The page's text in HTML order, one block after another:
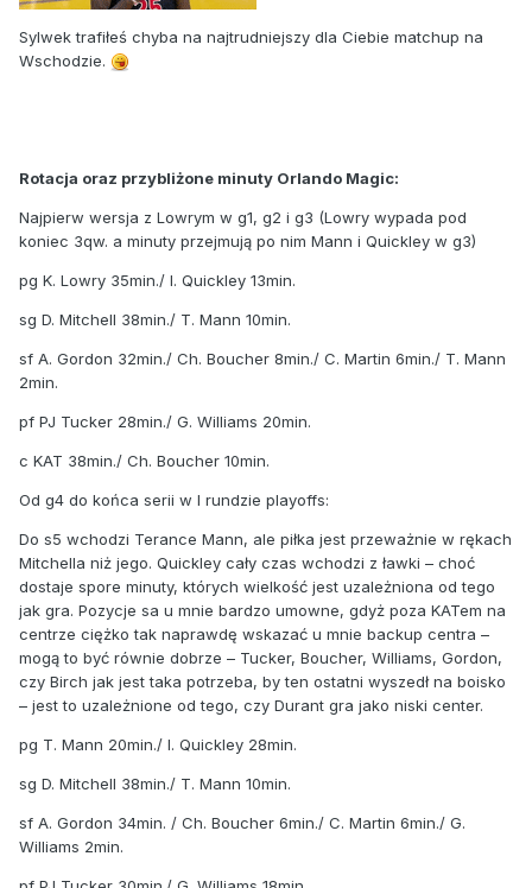
Sylwek trafiłeś chyba na najtrudniejszy dla Ciebie matchup na
Wschodzie.
Rotacja oraz przybliżone minuty Orlando Magic:
Najpierw wersja z Lowrym w g1, g2 i g3 (Lowry wypada pod
koniec 3qw. a minuty przejmują po nim Mann i Quickley w g3)
pg K. Lowry 35min./ I. Quickley 13min.
sg D. Mitchell 38min./ T. Mann 10min.
sf A. Gordon 32min./ Ch. Boucher 8min./ C. Martin 6min./ T. Mann
2min.
pf PJ Tucker 28min./ G. Williams 20min.
c KAT 38min./ Ch. Boucher 10min.
Od g4 do końca serii w I rundzie playoffs:
Do s5 wchodzi Terance Mann, ale piłka jest przeważnie w rękach
Mitchella niż jego. Quickley cały czas wchodzi z ławki – choć
dostaje spore minuty, których wielkość jest uzależniona od tego
jak gra. Pozycje sa u mnie bardzo umowne, gdyż poza KATem na
centrze ciężko tak naprawdę wskazać u mnie backup centra –
mogą to być równie dobrze – Tucker, Boucher, Williams, Gordon,
czy Birch jak jest taka potrzeba, by ten ostatni wyszedł na boisko
– jest to uzależnione od tego, czy Durant gra jako niski center.
pg T. Mann 20min./ I. Quickley 28min.
sg D. Mitchell 38min./ T. Mann 10min.
sf A. Gordon 34min. / Ch. Boucher 6min./ C. Martin 6min./ G.
Williams 2min.